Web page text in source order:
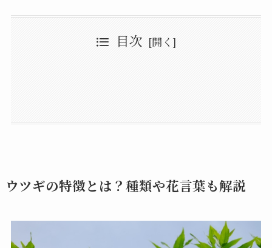
目次
ウツギの特徴とは？種類や花言葉も解説